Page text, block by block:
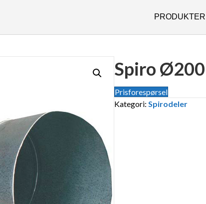
PRODUKTER
Spiro Ø200
Prisforespørsel
Kategori: Spirodeler